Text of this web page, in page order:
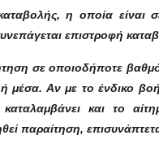
η οποία είναι
επιστροφή
σε οποιοδήποτε
μέσα. Αν με το ένδικο
και το
παραίτηση,